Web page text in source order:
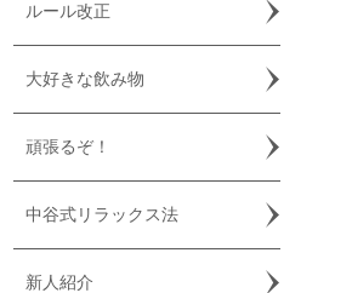
ルール改正
大好きな飲み物
頑張るぞ！
中谷式リラックス法
新人紹介